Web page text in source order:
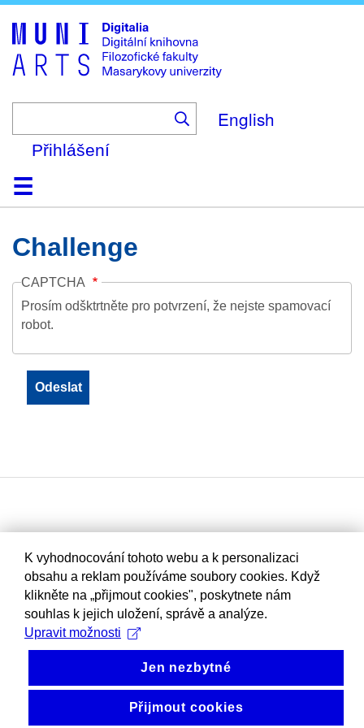
to
main
content
English
Přihlášení
DomůKolekce
Prohlížení
Vyhledávání
O platformě
Nápověda
KontaktDigitalia
Challenge
CAPTCHA
Prosím odšktrtněte pro potvrzení, že nejste spamovací
robot.
K vyhodnocování tohoto webu a k personalizaci
obsahu a reklam používáme soubory cookies. Když
klikněte na „přijmout cookies", poskytnete nám
souhlas k jejich uložení, správě a analýze.
Upravit možnosti
Jen nezbytné
Přijmout cookies